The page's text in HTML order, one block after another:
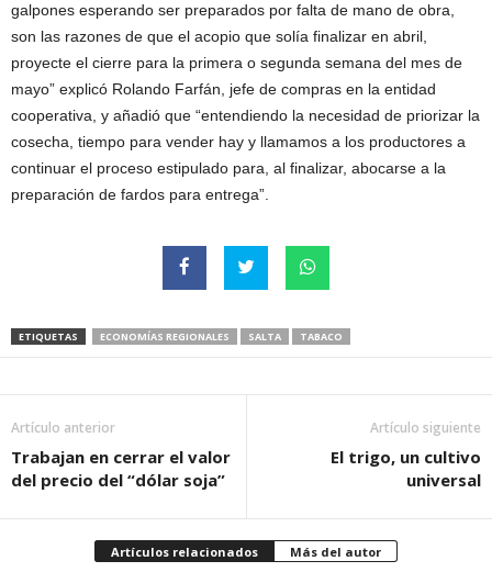
galpones esperando ser preparados por falta de mano de obra,
son las razones de que el acopio que solía finalizar en abril,
proyecte el cierre para la primera o segunda semana del mes de
mayo” explicó Rolando Farfán, jefe de compras en la entidad
cooperativa, y añadió que “entendiendo la necesidad de priorizar la
cosecha, tiempo para vender hay y llamamos a los productores a
continuar el proceso estipulado para, al finalizar, abocarse a la
preparación de fardos para entrega”.
ETIQUETAS ECONOMÍAS REGIONALES SALTA TABACO
Artículo anterior
Trabajan en cerrar el valor
del precio del “dólar soja”
Artículo siguiente
El trigo, un cultivo
universal
Artículos relacionados Más del autor